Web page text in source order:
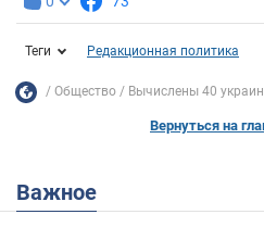
Теги Редакционная политика
Общество Вычислены 40
Вернуться на
Важное